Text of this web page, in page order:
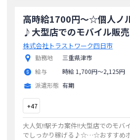
高時給1700円〜☆個人ノ
♪大型店でのモバイル販
株式会社トラストワーク四日市
勤務地
三重県津市
給与
時給 1,700円〜2,125円
派遣形態 有期
+47
大人気!!駅チカ案件!!大型店でのモバ
でしっかり稼げる♪☆…☆おすす